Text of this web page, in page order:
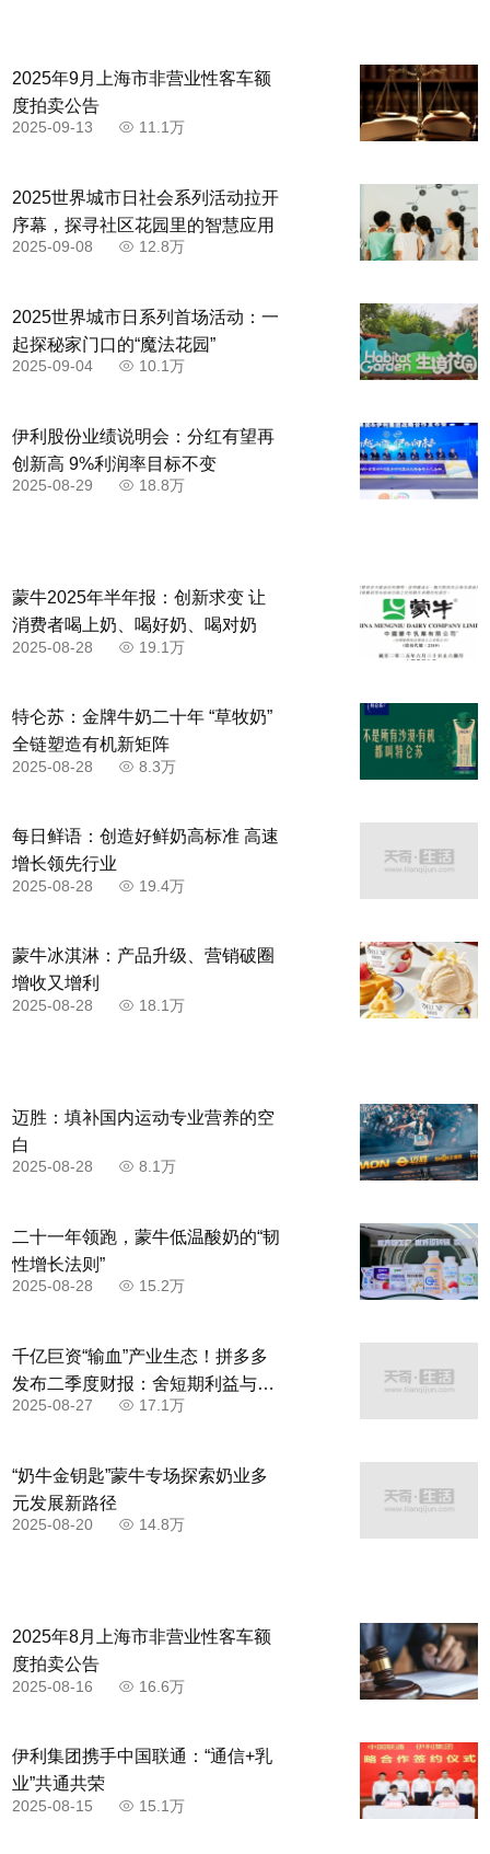
2025年9月上海市非营业性客车额
度拍卖公告
2025-09-13 11.1万
2025世界城市日社会系列活动拉开
序幕，探寻社区花园里的智慧应用
2025-09-08 12.8万
2025世界城市日系列首场活动：一
起探秘家门口的“魔法花园”
2025-09-04 10.1万
伊利股份业绩说明会：分红有望再
创新高 9%利润率目标不变
2025-08-29 18.8万
蒙牛2025年半年报：创新求变 让
消费者喝上奶、喝好奶、喝对奶
2025-08-28 19.1万
特仑苏：金牌牛奶二十年 “草牧奶”
全链塑造有机新矩阵
2025-08-28 8.3万
每日鲜语：创造好鲜奶高标准 高速
增长领先行业
2025-08-28 19.4万
蒙牛冰淇淋：产品升级、营销破圈
增收又增利
2025-08-28 18.1万
迈胜：填补国内运动专业营养的空
白
2025-08-28 8.1万
二十一年领跑，蒙牛低温酸奶的“韧
性增长法则”
2025-08-28 15.2万
千亿巨资“输血”产业生态！拼多多
发布二季度财报：舍短期利益与商
家共赴高质量发展
2025-08-27 17.1万
“奶牛金钥匙”蒙牛专场探索奶业多
元发展新路径
2025-08-20 14.8万
2025年8月上海市非营业性客车额
度拍卖公告
2025-08-16 16.6万
伊利集团携手中国联通：“通信+乳
业”共通共荣
2025-08-15 15.1万